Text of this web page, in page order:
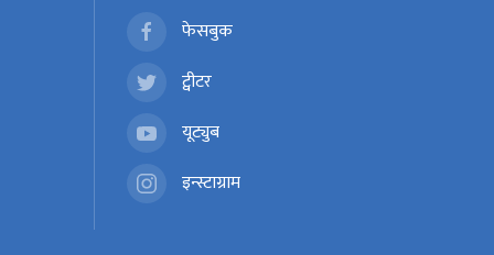
फेसबुक
ट्वीटर
यूट्युब
इन्स्टाग्राम